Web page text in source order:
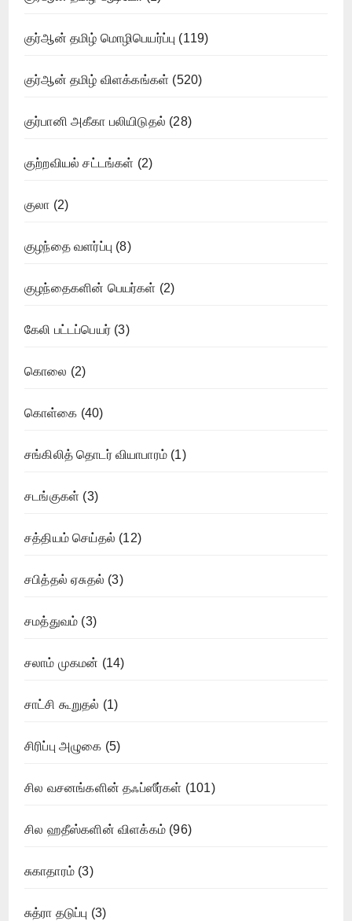
குர்ஆன் தமிழ் மொழிபெயர்ப்பு (119)
குர்ஆன் தமிழ் விளக்கங்கள் (520)
குர்பானி அகீகா பலியிடுதல் (28)
குற்றவியல் சட்டங்கள் (2)
குலா (2)
குழந்தை வளர்ப்பு (8)
குழந்தைகளின் பெயர்கள் (2)
கேலி பட்டப்பெயர் (3)
கொலை (2)
கொள்கை (40)
சங்கிலித் தொடர் வியாபாரம் (1)
சடங்குகள் (3)
சத்தியம் செய்தல் (12)
சபித்தல் ஏசுதல் (3)
சமத்துவம் (3)
சலாம் முகமன் (14)
சாட்சி கூறுதல் (1)
சிரிப்பு அழுகை (5)
சில வசனங்களின் தஃப்ஸீர்கள் (101)
சில ஹதீஸ்களின் விளக்கம் (96)
சுகாதாரம் (3)
சுத்ரா தடுப்பு (3)